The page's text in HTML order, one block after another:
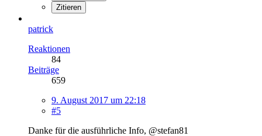
Zitieren
patrick
Reaktionen
84
Beiträge
659
9. August 2017 um 22:18
#5
Danke für die ausführliche Info, @stefan81